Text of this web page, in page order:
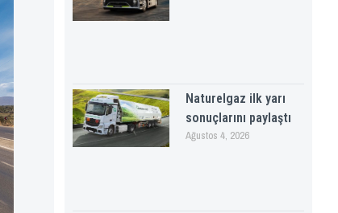
Naturelgaz ilk yarı
sonuçlarını paylaştı
Ağustos 4, 2026